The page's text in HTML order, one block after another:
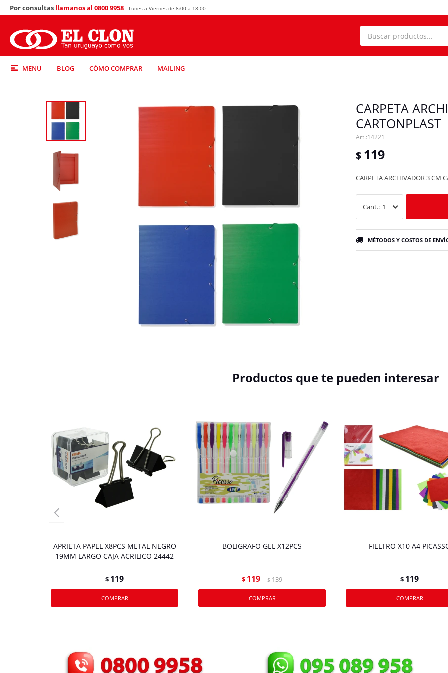
MENU BLOG CÓMO COMPRAR MAILING
Por consultas llamanos al 0800 9958 Lunes a Viernes de 8:00 a 18:00
CARPETA
CARTONPLAST
14221
$ 119
CARPETA ARCHIVADOR 3 CM
1
MÉTODOS Y COSTOS DE
Productos que te pueden interesar
APRIETA PAPEL X8PCS METAL NEGRO
19MM LARGO CAJA ACRILICO 24442
$ 119
BOLIGRAFO GEL X12PCS
$ 119 $ 139
FIELTRO X10 A4
$ 119